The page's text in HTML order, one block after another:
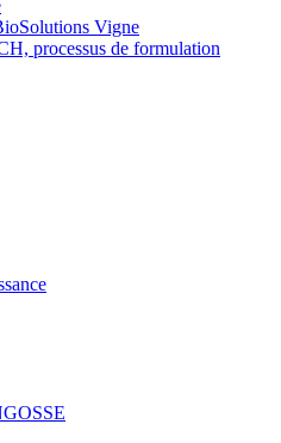
Vigne
processus de formulation